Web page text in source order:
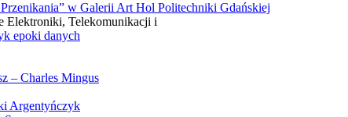
w Galerii Art Hol Politechniki Gdańskiej
Elektroniki, Telekomunikacji i
epoki danych
– Charles Mingus
Argentyńczyk